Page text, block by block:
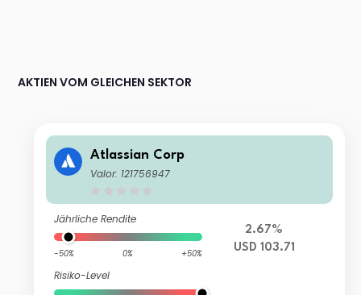
AKTIEN VOM GLEICHEN SEKTOR
Atlassian Corp
Valor: 121756947
Jährliche Rendite
-50% 0% +50%
Risiko-Level
2.67%
USD 103.71